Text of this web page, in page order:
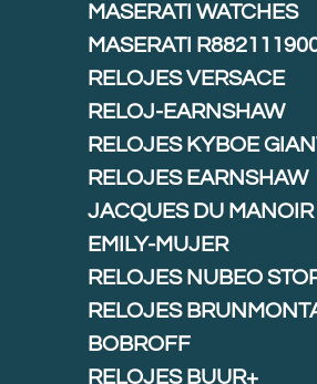
MASERATI WATCHES
MASERATI
RELOJES VERSACE
RELOJ-EARNSHAW
RELOJES KYBOE
RELOJES EARNSHAW
JACQUES DU
EMILY-MUJER
RELOJES NUBEO
RELOJES
BOBROFF
RELOJES BUUR+